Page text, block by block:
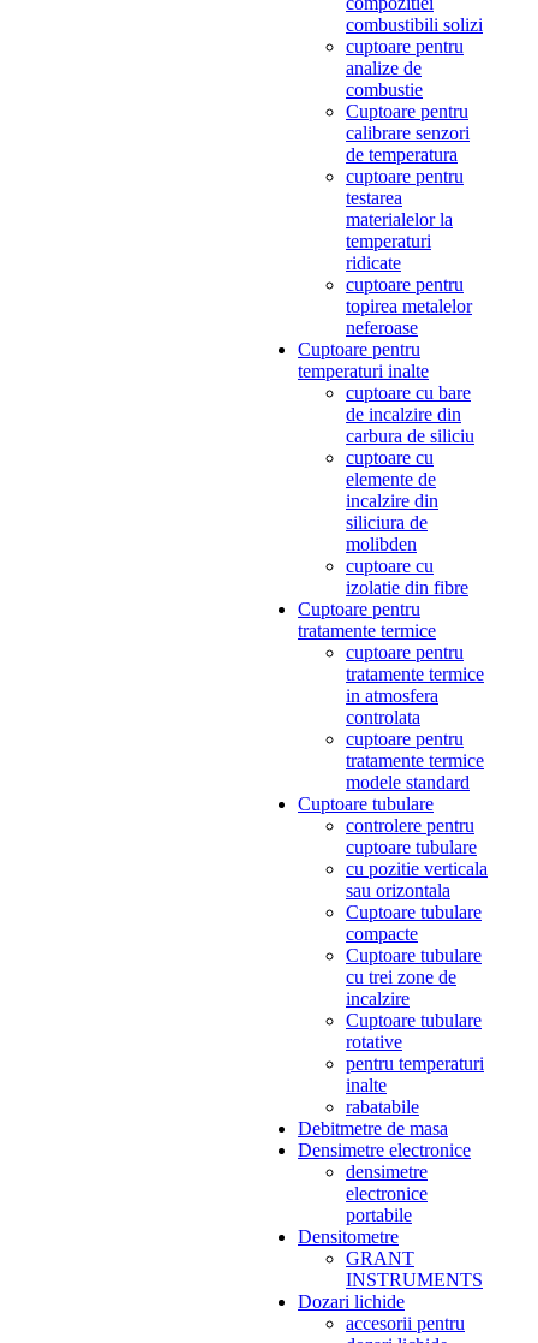
combustibili solizi
cuptoare pentru
analize de
combustie
Cuptoare pentru
calibrare senzori
de temperatura
cuptoare pentru
testarea
materialelor la
temperaturi
ridicate
cuptoare pentru
topirea metalelor
neferoase
Cuptoare pentru
temperaturi inalte
cuptoare cu bare
de incalzire din
carbura de siliciu
cuptoare cu
elemente de
incalzire din
siliciura de
molibden
cuptoare cu
izolatie din fibre
Cuptoare pentru
tratamente termice
cuptoare pentru
tratamente termice
in atmosfera
controlata
cuptoare pentru
tratamente termice
modele standard
Cuptoare tubulare
controlere pentru
cuptoare tubulare
cu pozitie verticala
sau orizontala
Cuptoare tubulare
compacte
Cuptoare tubulare
cu trei zone de
incalzire
Cuptoare tubulare
rotative
pentru temperaturi
inalte
rabatabile
Debitmetre de masa
Densimetre electronice
densimetre
electronice
portabile
Densitometre
GRANT
INSTRUMENTS
Dozari lichide
accesorii pentru